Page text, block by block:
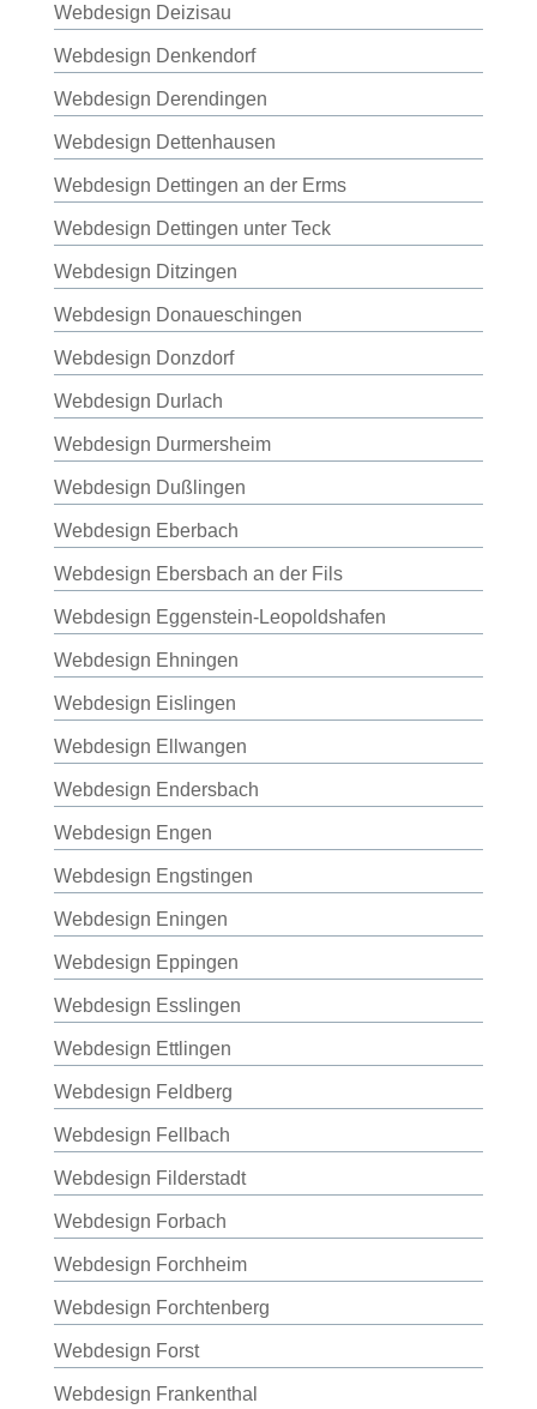
Webdesign Deizisau
Webdesign Denkendorf
Webdesign Derendingen
Webdesign Dettenhausen
Webdesign Dettingen an der Erms
Webdesign Dettingen unter Teck
Webdesign Ditzingen
Webdesign Donaueschingen
Webdesign Donzdorf
Webdesign Durlach
Webdesign Durmersheim
Webdesign Dußlingen
Webdesign Eberbach
Webdesign Ebersbach an der Fils
Webdesign Eggenstein-Leopoldshafen
Webdesign Ehningen
Webdesign Eislingen
Webdesign Ellwangen
Webdesign Endersbach
Webdesign Engen
Webdesign Engstingen
Webdesign Eningen
Webdesign Eppingen
Webdesign Esslingen
Webdesign Ettlingen
Webdesign Feldberg
Webdesign Fellbach
Webdesign Filderstadt
Webdesign Forbach
Webdesign Forchheim
Webdesign Forchtenberg
Webdesign Forst
Webdesign Frankenthal